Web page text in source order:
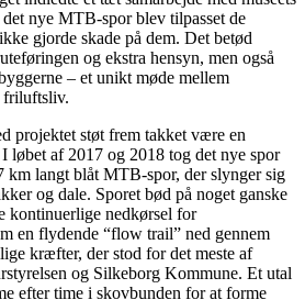
nye MTB-spor blev tilpasset de
gjorde skade på dem. Det betød
og ekstra hensyn, men også
– et unikt møde mellem
friluftsliv.
projektet støt frem takket være en
af 2017 og 2018 tog det nye spor
km langt blåt MTB-spor, der slynger sig
og dale. Sporet bød på noget ganske
kontinuerlige nedkørsel for
en flydende “flow trail” ned gennem
kræfter, der stod for det meste af
og Silkeborg Kommune. Et utal
efter time i skovbunden for at forme